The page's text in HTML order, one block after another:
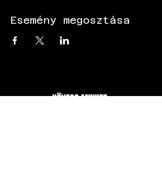
Esemény megosztása
KÖVESS MINKET: